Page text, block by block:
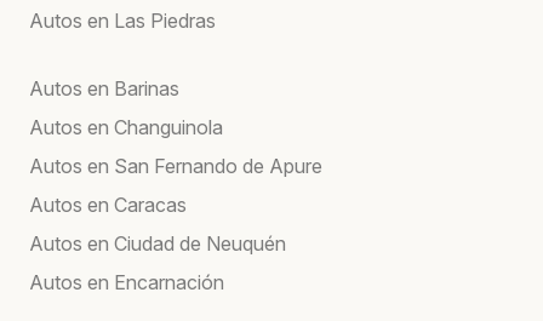
Autos en Las Piedras
Autos en Barinas
Autos en Changuinola
Autos en San Fernando de Apure
Autos en Caracas
Autos en Ciudad de Neuquén
Autos en Encarnación